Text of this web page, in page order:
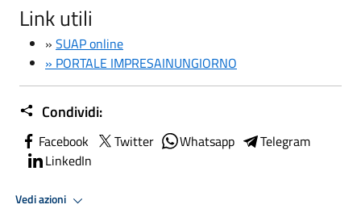
Link utili
» SUAP online
» PORTALE IMPRESAINUNGIORNO
Condividi:
Facebook Twitter Whatsapp
Telegram
LinkedIn
Vedi azioni